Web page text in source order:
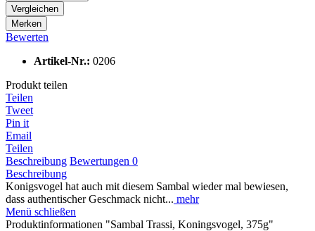
Vergleichen
Merken
Bewerten
Artikel-Nr.: 0206
Produkt teilen
Teilen
Tweet
Pin it
Email
Teilen
Beschreibung Bewertungen 0
Beschreibung
Konigsvogel hat auch mit diesem Sambal wieder mal bewiesen,
dass authentischer Geschmack nicht... mehr
Menü schließen
Produktinformationen "Sambal Trassi, Koningsvogel, 375g"